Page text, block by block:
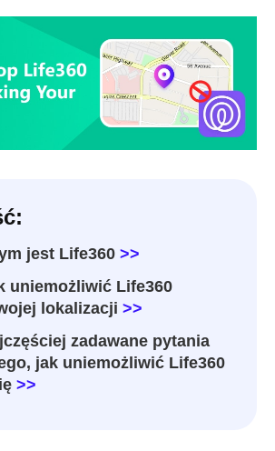
jest Life360 >>
uniemożliwić Life360
lokalizacji >>
zadawane pytania
jak uniemożliwić Life360
>>